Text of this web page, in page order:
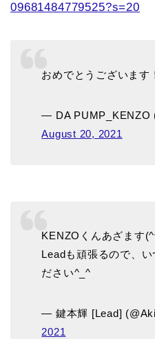
09681484779525?s=20
おめでとうございます
— DA PUMP_KENZO
August 20, 2021
KENZOくんあざます
Leadも頑張るので、い
ださい^_^
— 鍵本輝 [Lead]
2021